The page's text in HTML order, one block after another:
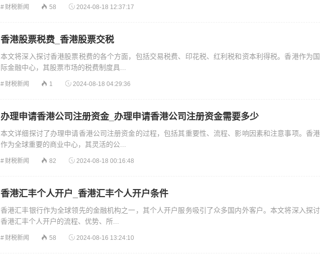
财税新闻 58 2024-08-18 12:37:17
香港股票税费_香港股票交税
本文将深入探讨香港股票税费的各个方面，包括交易税费、印花税、红利税和资本利得税。香港作为国
际金融中心，其股票市场的税费制度具...
财税新闻 1 2024-08-18 04:29:36
办理申请香港公司注册资金_办理申请香港公司注册资金需要多少
本文详细探讨了办理申请香港公司注册资金的过程，包括其重要性、流程、影响因素和注意事项。香港
作为全球重要的商业中心，其灵活的公...
财税新闻 82 2024-08-18 00:16:48
香港汇丰个人开户_香港汇丰个人开户条件
香港汇丰银行作为全球领先的金融机构之一，其个人开户服务吸引了众多国内外客户。本文将深入探讨
香港汇丰个人开户的流程、优势、所...
财税新闻 58 2024-08-16 13:24:10